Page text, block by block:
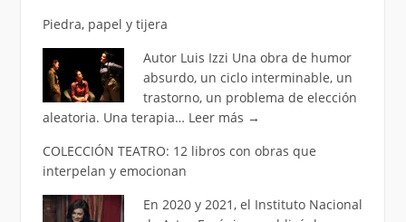
Piedra, papel y tijera
Autor Luis Izzi Una obra de humor
absurdo, un ciclo interminable, un
trastorno, un problema de elección
aleatoria. Una terapia… Leer más →
COLECCIÓN TEATRO: 12 libros con obras que
interpelan y emocionan
En 2020 y 2021, el Instituto Nacional